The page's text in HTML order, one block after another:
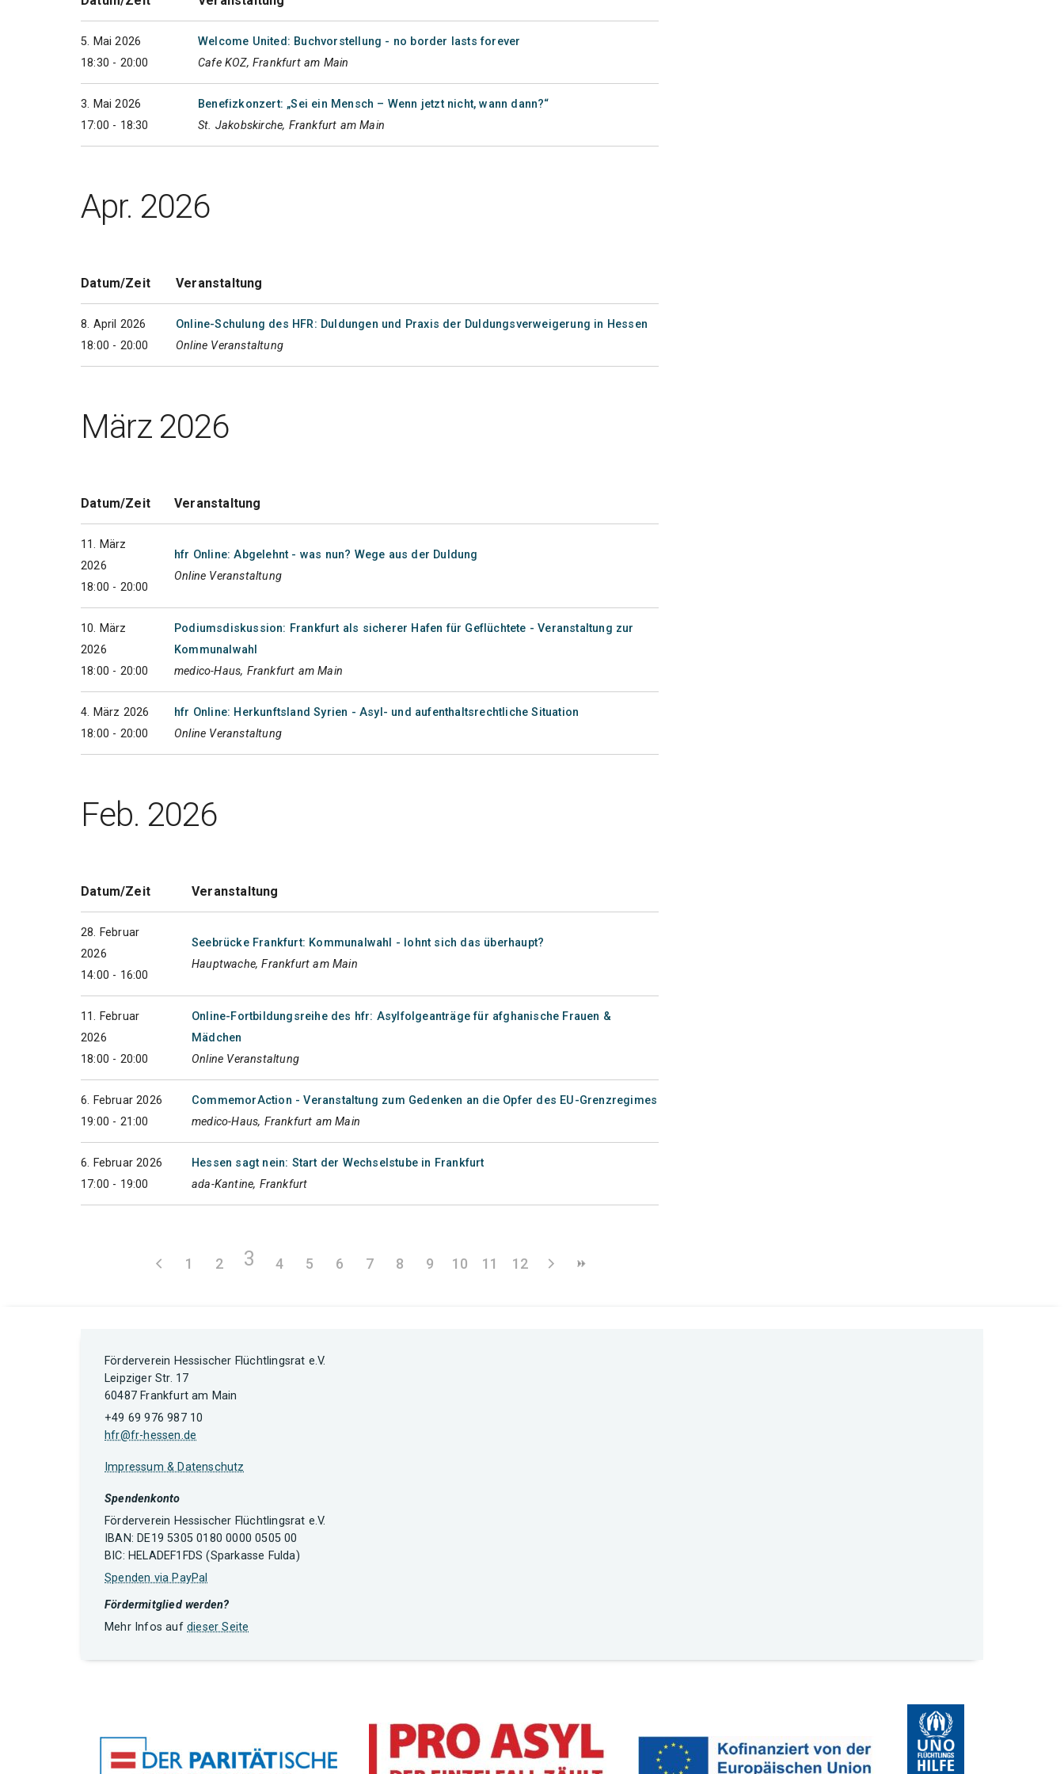
5. Mai 2026
18:30 - 20:00
Welcome United: Buchvorstellung - no border lasts forever
Cafe KOZ, Frankfurt am Main
3. Mai 2026
17:00 - 18:30
Benefizkonzert: „Sei ein Mensch – Wenn jetzt nicht, wann dann?“
St. Jakobskirche, Frankfurt am Main
Apr. 2026
Datum/Zeit Veranstaltung
8. April 2026
18:00 - 20:00
Online-Schulung des HFR: Duldungen und Praxis der Duldungsverweigerung in Hessen
Online Veranstaltung
März 2026
Datum/Zeit Veranstaltung
11. März
2026
18:00 - 20:00
hfr Online: Abgelehnt - was nun? Wege aus der Duldung
Online Veranstaltung
10. März
2026
18:00 - 20:00
Podiumsdiskussion: Frankfurt als sicherer Hafen für Geflüchtete - Veranstaltung zur
Kommunalwahl
medico-Haus, Frankfurt am Main
4. März 2026
18:00 - 20:00
hfr Online: Herkunftsland Syrien - Asyl- und aufenthaltsrechtliche Situation
Online Veranstaltung
Feb. 2026
Datum/Zeit Veranstaltung
28. Februar
2026
14:00 - 16:00
Seebrücke Frankfurt: Kommunalwahl - lohnt sich das überhaupt?
Hauptwache, Frankfurt am Main
11. Februar
2026
18:00 - 20:00
Online-Fortbildungsreihe des hfr: Asylfolgeanträge für afghanische Frauen &
Mädchen
Online Veranstaltung
6. Februar 2026
19:00 - 21:00
CommemorAction - Veranstaltung zum Gedenken an die Opfer des EU-Grenzregimes
medico-Haus, Frankfurt am Main
6. Februar 2026
17:00 - 19:00
Hessen sagt nein: Start der Wechselstube in Frankfurt
ada-Kantine, Frankfurt
1 2 3 4 5 6 7 8 9 10 11 12
Förderverein Hessischer Flüchtlingsrat e.V.
Leipziger Str. 17
60487 Frankfurt am Main
+49 69 976 987 10
hfr@fr-hessen.de
Impressum & Datenschutz
Spendenkonto
Förderverein Hessischer Flüchtlingsrat e.V.
IBAN: DE19 5305 0180 0000 0505 00
BIC: HELADEF1FDS (Sparkasse Fulda)
Spenden via PayPal
Fördermitglied werden?
Mehr Infos auf dieser Seite